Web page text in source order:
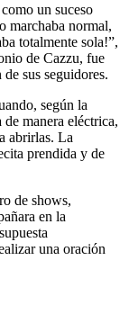
un suceso
marchaba normal,
totalmente sola!”,
de Cazzu, fue
sus seguidores.
según la
manera eléctrica,
abrirlas. La
prendida y de
de shows,
en la
una oración